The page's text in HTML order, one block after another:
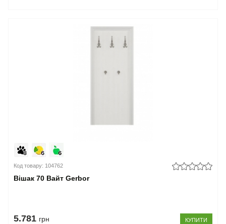
Код товару: 104762
Вішак 70 Вайт Gerbor
5.781 грн КУПИТИ